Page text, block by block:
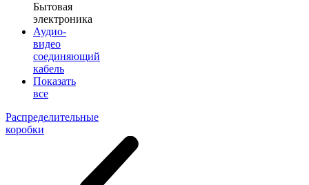
Бытовая
электроника
Аудио-
видео
соединяющий
кабель
Показать
все
Распределительные
коробки